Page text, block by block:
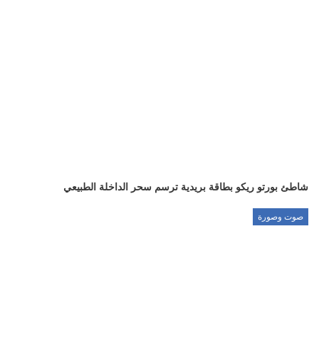
شاطئ بورتو ريكو بطاقة بريدية ترسم سحر الداخلة الطبيعي
صوت وصورة